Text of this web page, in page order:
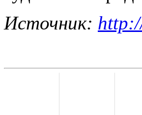
Источник: